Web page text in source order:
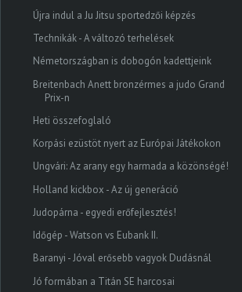
Újra indul a Ju Jitsu sportedzői képzés
Technikák - A változó terhelések
Németországban is dobogón kadettjeink
Breitenbach Anett bronzérmes a judo Grand
Prix-n
Heti összefoglaló
Korpási ezüstöt nyert az Európai Játékokon
Ungvári: Az arany egy harmada a közönségé!
Holland kickbox - Az új generáció
Judopárna - egyedi erőfejlesztés!
Időgép - Watson vs Eubank II.
Baranyi - Jóval erősebb vagyok Dudásnál
Jó formában a Titán SE harcosai